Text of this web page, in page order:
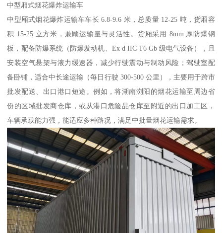
中型厢式烟花爆炸运输车​
中型厢式烟花爆炸运输车车长 6.8-9.6 米，总质量 12-25 吨，货厢容
积 15-25 立方米，兼顾运输量与灵活性。货厢采用 8mm 厚防爆钢
板，配备防爆系统（防爆发动机、Ex d IIC T6 Gb 级电气设备），且
安装空气悬架与液力缓速器，减少行驶震动与制动风险；驾驶室配
备卧铺，适合中长途运输（每日行驶 300-500 公里），主要用于跨市
批发配送、出口港口短途。例如，将湖南浏阳的烟花运输至周边省
份的区域批发商仓库，或从港口危险品仓库至附近的出口加工区，
车辆承载能力强，能适应多种路况，满足中批量烟花运输需求。​